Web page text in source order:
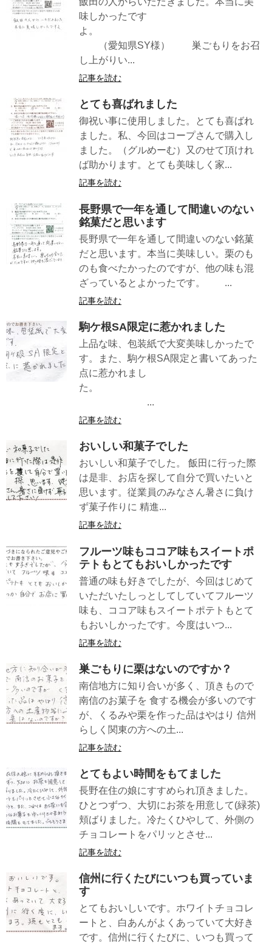
味しかったです
よ。
（愛知県SY様） 巣ごもりをお召
し上がりい...
記事を読む
とても喜ばれました
御祝い事に使用しました。とても喜ばれ
ました。私、今回はコープさんで購入し
ました。（グルめーむ）又のせて頂けれ
ば助かります。とても美味しく家...
記事を読む
長野県で一年を通して間違いのない
銘菓だと思います
長野県で一年を通して間違いのない銘菓
だと思います。本当に美味しい。栗のも
のも食べたかったのですが、他の味も混
ざっているとよかったです。 ...
記事を読む
駒ケ根SA限定に惹かれました
上品な味、包装紙で大変美味しかったで
す。また、駒ケ根SA限定と書いてあった
点に惹かれまし
た。
...
記事を読む
おいしい和菓子でした
おいしい和菓子でした。 飯田に行った際
は是非、お店を探して自分で買いたいと
思います。従業員のみなさん暑さに負け
ず菓子作りに 精進...
記事を読む
フルーツ味もココア味もスイートポ
テトもとてもおいしかったです
普通の味も好きでしたが、今回はじめて
いただいたしっとしてしていてフルーツ
味も、ココア味もスイートポテトもとて
もおいしかったです。今度はいつ...
記事を読む
巣ごもりに栗はないのですか？
南信地方に知り合いが多く、頂きもので
南信のお菓子を 食する機会が多いのです
が、くるみや栗を作った品はやはり 信州
らしく関東の方への土...
記事を読む
とてもよい時間をもてました
長野在住の娘にすすめられ頂きました。
ひとつずつ、大切にお茶を用意して(緑茶)
頬ばりました。冷たくひやして、外側の
チョコレートをパリッとさせ...
記事を読む
信州に行くたびにいつも買っていま
す
とてもおいしいです。ホワイトチョコレ
ートと、白あんがよくあっていて大好き
です。信州に行くたびに、いつも買って